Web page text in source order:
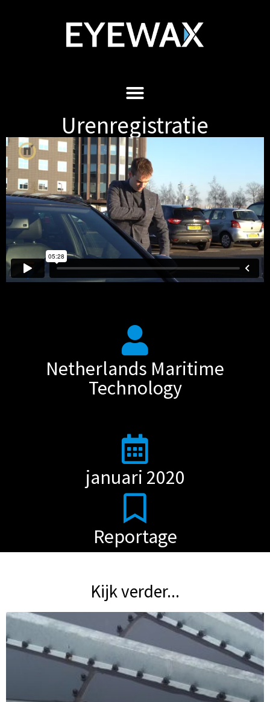
Urenregistratie
Netherlands Maritime
Technology
januari 2020
Reportage
Kijk verder...